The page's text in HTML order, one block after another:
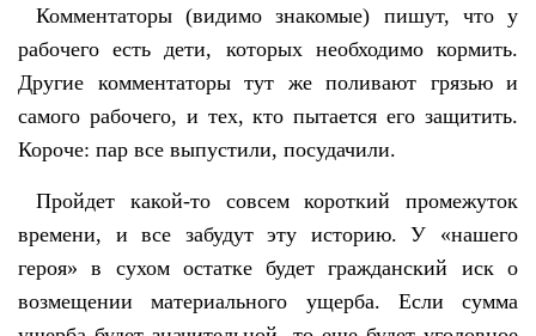
Комментаторы (видимо знакомые) пишут, что у
рабочего есть дети, которых необходимо кормить.
Другие комментаторы тут же поливают грязью и
самого рабочего, и тех, кто пытается его защитить.
Короче: пар все выпустили, посудачили.
Пройдет какой-то совсем короткий промежуток
времени, и все забудут эту историю. У «нашего
героя» в сухом остатке будет гражданский иск о
возмещении материального ущерба. Если сумма